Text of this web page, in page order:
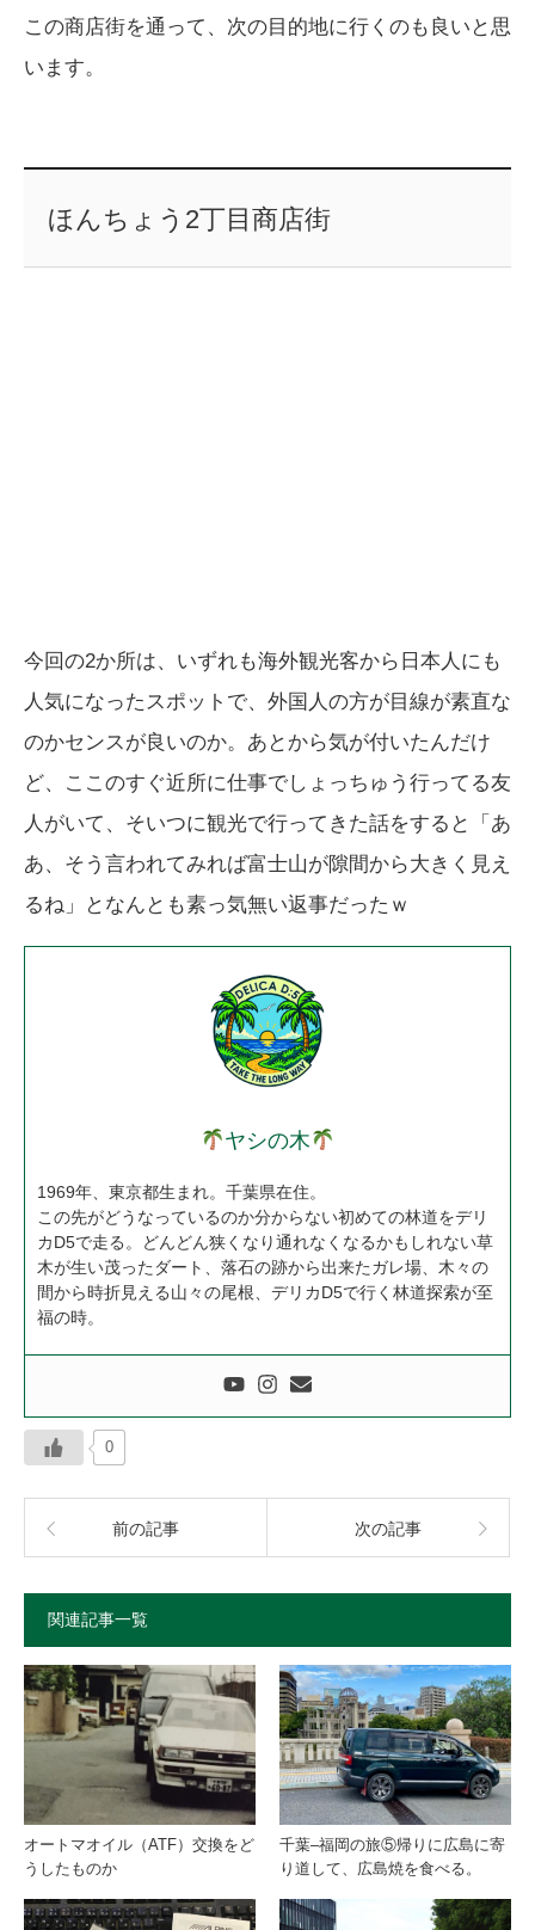
この商店街を通って、次の目的地に行くのも良いと思
います。
ほんちょう2丁目商店街
今回の2か所は、いずれも海外観光客から日本人にも
人気になったスポットで、外国人の方が目線が素直な
のかセンスが良いのか。あとから気が付いたんだけ
ど、ここのすぐ近所に仕事でしょっちゅう行ってる友
人がいて、そいつに観光で行ってきた話をすると「あ
あ、そう言われてみれば富士山が隙間から大きく見え
るね」となんとも素っ気無い返事だったｗ
ヤシの木
1969年、東京都生まれ。千葉県在住。
この先がどうなっているのか分からない初めての林道をデリ
カD5で走る。どんどん狭くなり通れなくなるかもしれない草
木が生い茂ったダート、落石の跡から出来たガレ場、木々の
間から時折見える山々の尾根、デリカD5で行く林道探索が至
福の時。
0
前の記事 次の記事
関連記事一覧
オートマオイル（ATF）交換をど
うしたものか
千葉–福岡の旅⑤帰りに広島に寄
り道して、広島焼を食べる。